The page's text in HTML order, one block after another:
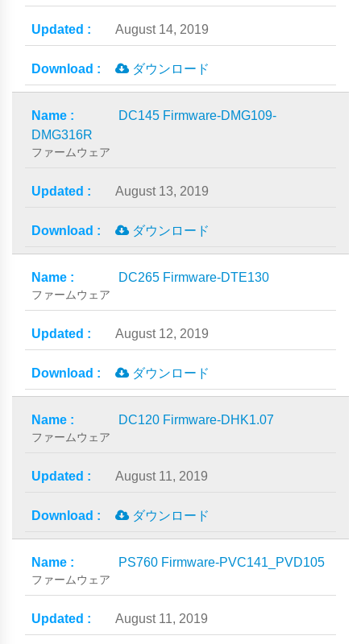
August 14, 2019
ダウンロード
DC145 Firmware-DMG109-
DMG316R
ファームウェア
August 13, 2019
ダウンロード
DC265 Firmware-DTE130
ファームウェア
August 12, 2019
ダウンロード
DC120 Firmware-DHK1.07
ファームウェア
August 11, 2019
ダウンロード
PS760 Firmware-PVC141_PVD105
ファームウェア
August 11, 2019